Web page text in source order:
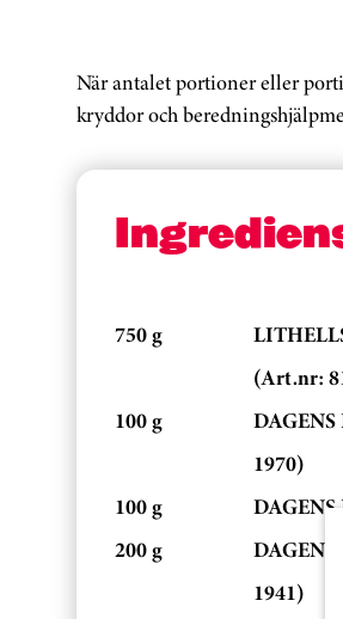
När antalet portioner eller
kryddor och
750 g
(Art.nr:
100 g
1970)
100 g
200 g
1941)